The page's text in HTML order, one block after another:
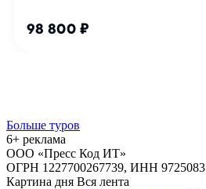
Больше туров
6+ реклама
ООО «Пресс Код ИТ»
ОГРН 1227700267739, ИНН
Картина дня Вся лента